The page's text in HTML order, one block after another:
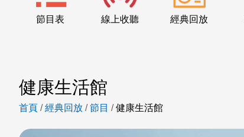
節目表 線上收聽 經典回放
健康生活館
首頁 /經典回放 /節目 /健康生活館